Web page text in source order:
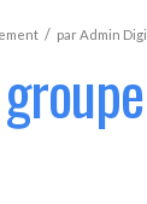
/ parAdmin